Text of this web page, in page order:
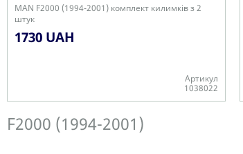
MAN F2000 (1994-2001) комплект килимків з 2
штук
1730 UAH
Артикул
1038022
F2000 (1994-2001)